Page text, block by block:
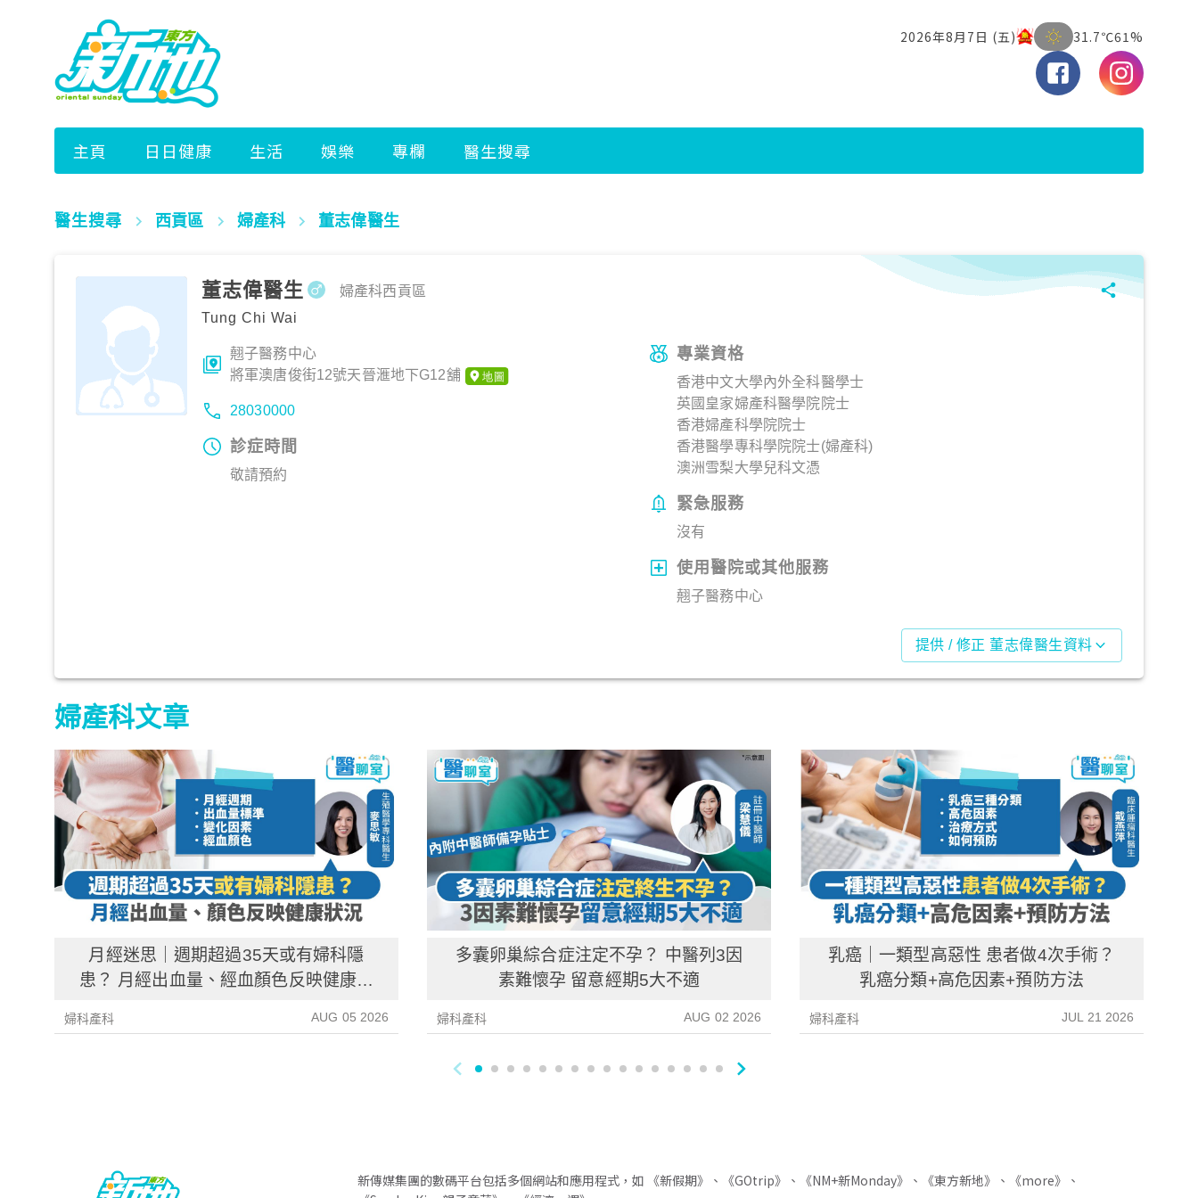
醫生搜尋 西貢區 婦產科 董志偉醫生
董志偉醫生
Tung Chi Wai
婦產科西貢區
翹子醫務中心
將軍澳唐俊街12號天晉滙地下G12舖
28030000
診症時間
敬請預約
專業資格
香港中文大學內外全科醫學士
英國皇家婦產科醫學院院士
香港婦產科學院院士
香港醫學專科學院院士(婦產科)
澳洲雪梨大學兒科文憑
緊急服務
沒有
使用醫院或其他服務
翹子醫務中心
提供 / 修正 董志偉醫生資料
婦產科文章
月經迷思｜週期超過35天或有婦科隱
患？ 月經出血量、經血顏色反映健康資
婦科產科 AUG 05 2026
多囊卵巢綜合症注定不孕？ 中醫列3因
素難懷孕 留意經期5大不適
婦科產科 AUG 02 2026
乳癌｜一類型高惡性 患者做4次手術？
乳癌分類+高危因素+預防方法
婦科產科 JUL 21 2026